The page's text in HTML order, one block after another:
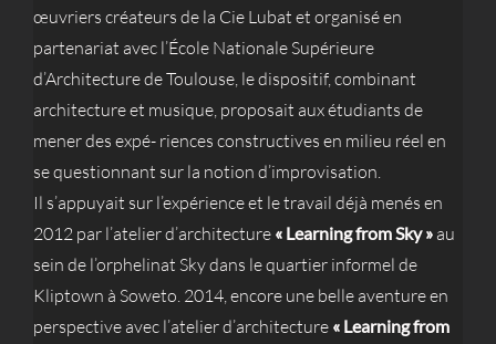
œuvriers créateurs de la Cie Lubat et organisé en
partenariat avec l’École Nationale Supérieure
d’Architecture de Toulouse, le dispositif, combinant
architecture et musique, proposait aux étudiants de
mener des expé- riences constructives en milieu réel en
se questionnant sur la notion d’improvisation.
Il s’appuyait sur l’expérience et le travail déjà menés en
2012 par l’atelier d’architecture « Learning from Sky »au
sein de l’orphelinat Sky dans le quartier informel de
Kliptown à Soweto. 2014, encore une belle aventure en
perspective avec l’atelier d’architecture « Learning from